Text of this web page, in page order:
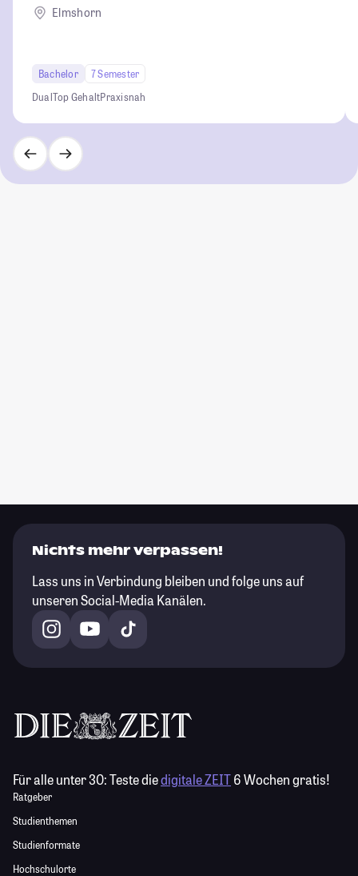
Elmshorn
Bachelor
7 Semester
DualTop GehaltPraxisnah
Nichts mehr verpassen!
Lass uns in Verbindung bleiben und folge uns auf
unseren Social-Media Kanälen.
Für alle unter 30:Teste diedigitale ZEIT6 Wochen gratis!
Ratgeber
Studienthemen
Studienformate
Hochschulorte